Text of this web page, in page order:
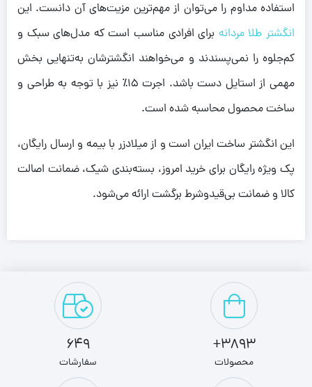
استفاده مداوم را می‌توان از مهم‌ترین مزیت‌های آن دانست. این
انگشتر طلا مردانه برای افرادی مناسب است که مدل‌های سبک و
کم‌جلوه را نمی‌پسندند و می‌خواهند انگشترشان به‌تنهایی بخش
مهمی از استایل دست باشد. اجرت ۱۵٪ نیز با توجه به طراحی و
ساخت محصول محاسبه شده است.
این انگشتر ساخت ایران است و از میلادزر با بیمه و ارسال رایگان،
پک ویژه رایگان برای خرید امروز، بسته‌بندی شیک، ضمانت اصالت
کالا و ضمانت بی‌قیدوشرط برگشت ارائه می‌شود.
3893+
محصولات
649
سفارشات